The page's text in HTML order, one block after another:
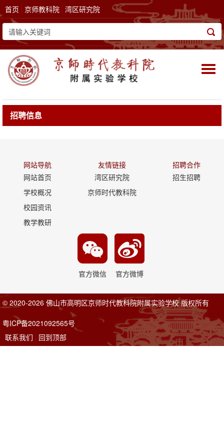
首页 京师教科院 湾区研究院
招聘信息
网站导航
网站首页
学校概况
校园资讯
教学教研
友情链接
湾区研究院
京师时代教科院
招聘合作
招生招聘
官方微信 官方微博
© 2020-2026 佛山市高明区京师时代教科院附属实验学校 版权所有
粤ICP备2021092565号
联系我们
回到顶部